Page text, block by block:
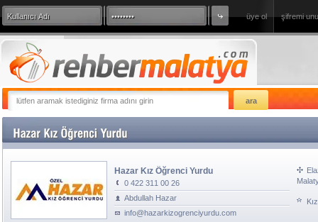
üye ol şifremi
360 Derece Sanal Tur
Hazar Kız Öğrenci Yurdu
0 422 311 00 26
Abdullah Hazar
info@hazarkizogrenciyurdu.com